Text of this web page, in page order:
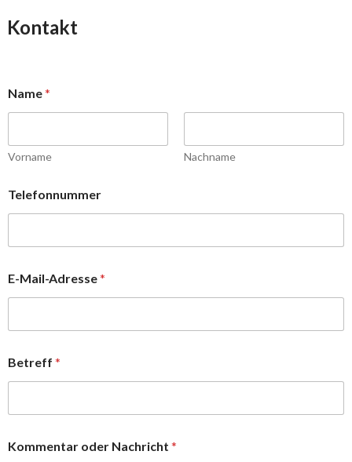
Kontakt
Name*
Vorname Nachname
Telefonnummer
E-Mail-Adresse*
Betreff *
Kommentar oder Nachricht *